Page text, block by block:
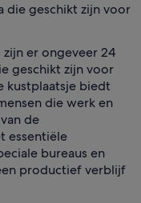
die geschikt zijn voor
er ongeveer 24
geschikt zijn voor
kustplaatsje biedt
die werk en
de
essentiële
bureaus en
productief verblijf